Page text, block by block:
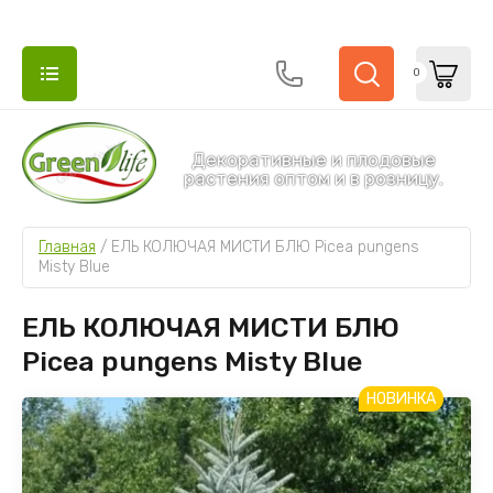
И ПЛОДОВЫЕ РАСТЕНИЯ
и кустарники
Декоративные и плодовые
растения оптом и в розницу.
0
Главная / ЕЛЬ КОЛЮЧАЯ МИСТИ БЛЮ Picea pungens
Misty Blue
ЕЛЬ КОЛЮЧАЯ МИСТИ БЛЮ
Picea pungens Misty Blue
НОВИНКА